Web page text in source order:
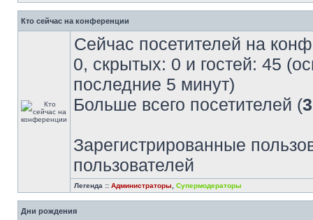
Кто сейчас на конференции
Сейчас посетителей на
0, скрытых: 0 и гостей: 45
последние 5 минут)
Больше всего посетителей (
Зарегистрированные
пользователей
Легенда :: Администраторы Супермодераторы
Дни рождения